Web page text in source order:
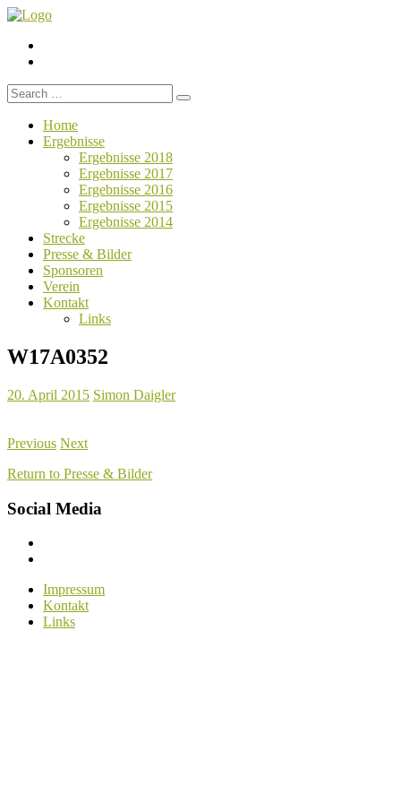
Search
for:
Home
Ergebnisse
Ergebnisse 2018
Ergebnisse 2017
Ergebnisse 2016
Ergebnisse 2015
Ergebnisse 2014
Strecke
Presse & Bilder
Sponsoren
Verein
Kontakt
Links
W17A0352
20. April 2015 Simon Daigler
Previous Next
Return to Presse & Bilder
Social Media
Impressum
Kontakt
Links